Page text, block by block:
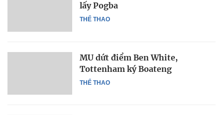
THỂ THAO
lấy Pogba
THỂ THAO
MU dứt điểm Ben White,
Tottenham ký Boateng